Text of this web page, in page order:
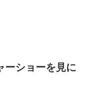
ーショーを見に